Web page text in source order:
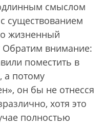
смыслом
существованием
жизненный
Обратим внимание:
поместить в
а потому
он бы не отнесся
хотя это
полностью